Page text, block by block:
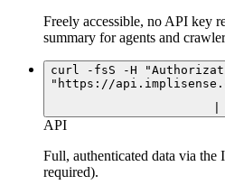
Freely accessible, no API key
summary for agents and
curl -fsS -H
"https://
API
Full, authenticated data via
required).